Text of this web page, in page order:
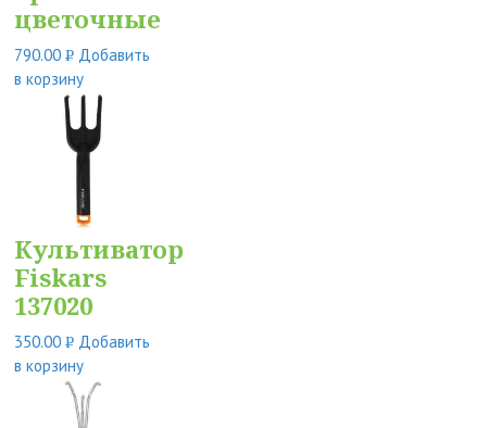
цветочные
790.00Р
УБ.
Добавить
в корзину
Культиватор
Fiskars
137020
350.00Р
УБ.
Добавить
в корзину